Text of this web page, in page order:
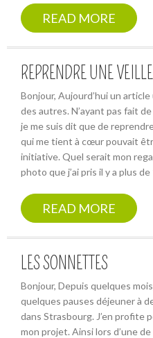
READ MORE
REPRENDRE UNE
Bonjour, Aujourd’hui un
des autres. N’ayant pas fait
je me suis dit que de
qui me tient à cœur pouvait
initiative. Quel serait mon
photo que j’ai pris il y a plus
READ MORE
LES SONNETTES
Bonjour, Depuis quelques
quelques pauses déjeuner à
dans Strasbourg. J’en profite
mon projet. Ainsi lors d’une